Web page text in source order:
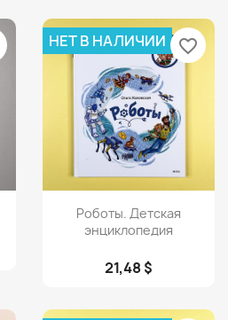
Просмотр
Роботы. Детская
энциклопедия
21,48 $
НЕТ В НАЛИЧИИ favorite_border